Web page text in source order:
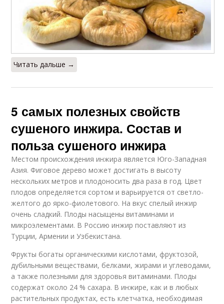
Читать дальше →
5 самых полезных свойств
сушеного инжира. Состав и
польза сушеного инжира
Местом происхождения инжира является Юго-Западная
Азия. Фиговое дерево может достигать в высоту
нескольких метров и плодоносить два раза в год. Цвет
плодов определяется сортом и варьируется от светло-
желтого до ярко-фиолетового. На вкус спелый инжир
очень сладкий. Плоды насыщены витаминами и
микроэлементами. В Россию инжир поставляют из
Турции, Армении и Узбекистана.
Фрукты богаты органическими кислотами, фруктозой,
дубильными веществами, белками, жирами и углеводами,
а также полезными для здоровья витаминами. Плоды
содержат около 24 % сахара. В инжире, как и в любых
растительных продуктах, есть клетчатка, необходимая